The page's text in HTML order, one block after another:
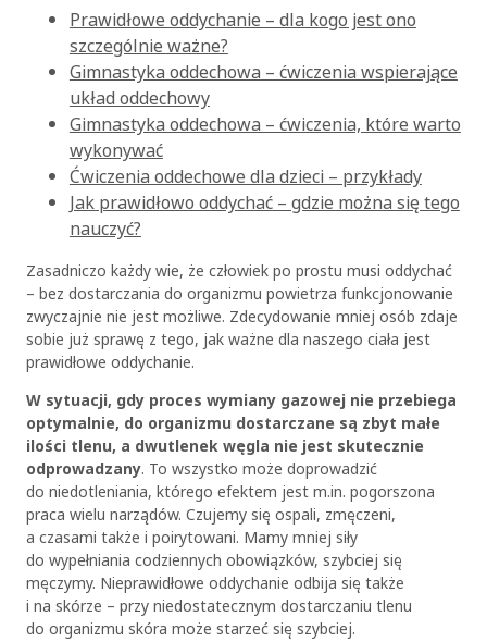
Prawidłowe oddychanie – dla kogo jest ono
szczególnie ważne?
Gimnastyka oddechowa – ćwiczenia wspierające
układ oddechowy
Gimnastyka oddechowa – ćwiczenia, które warto
wykonywać
Ćwiczenia oddechowe dla dzieci – przykłady
Jak prawidłowo oddychać – gdzie można się tego
nauczyć?
Zasadniczo każdy wie, że człowiek po prostu musi oddychać
– bez dostarczania do organizmu powietrza funkcjonowanie
zwyczajnie nie jest możliwe. Zdecydowanie mniej osób zdaje
sobie już sprawę z tego, jak ważne dla naszego ciała jest
prawidłowe oddychanie.
W sytuacji, gdy proces wymiany gazowej nie przebiega
optymalnie, do organizmu dostarczane są zbyt małe
ilości tlenu, a dwutlenek węgla nie jest skutecznie
odprowadzany. To wszystko może doprowadzić
do niedotleniania, którego efektem jest m.in. pogorszona
praca wielu narządów. Czujemy się ospali, zmęczeni,
a czasami także i poirytowani. Mamy mniej siły
do wypełniania codziennych obowiązków, szybciej się
męczymy. Nieprawidłowe oddychanie odbija się także
i na skórze – przy niedostatecznym dostarczaniu tlenu
do organizmu skóra może starzeć się szybciej.